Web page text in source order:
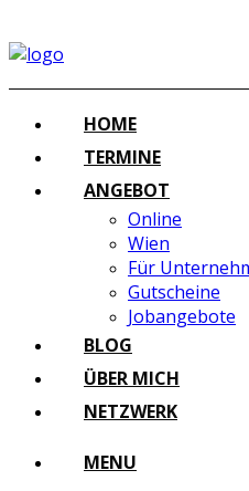
HOME
TERMINE
ANGEBOT
Online
Wien
Für
Gutscheine
Jobangebote
BLOG
ÜBER MICH
NETZWERK
MENU